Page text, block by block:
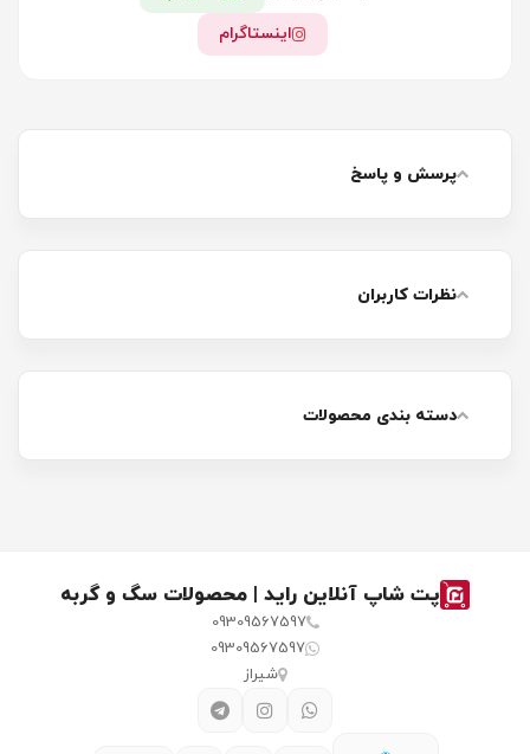
اینستاگرام
پرسش و پاسخ
نظرات کاربران
دسته بندی محصولات
پت شاپ آنلاین راید | محصولات سگ و گربه
09309567597
09309567597
شیراز